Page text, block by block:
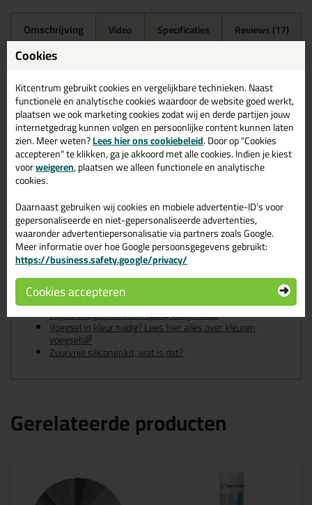
Omschrijving Video Specificaties Reviews (17)
Mapei Mapesil AC 310ml in
167 - Avio
Zoek je Mapei Mapesil AC 310ml in een specifieke kleur?
Gevonden! Deze Mapei Mapesil AC 310ml in de kleur 167 - Avio is
te gebruiken voor verschillende toepassingen. Een professioneel
en hoogwaardig product welke makkelijk te gebruiken is. Bestel
de Mapei Mapesil AC 310ml in de kleur 167 - Avio vandaag nog!
Op voorraad en op werkdagen besteld = morgen in huis.
product?Lees alles over dit product >
Tips & tricks voor Mapei Mapesil AC
310ml
In de volgende blogs wordt dit product gebruikt:
Tegels kitten? Zo doe je dat!
Tegels voegen met cementgebonden voegmiddel
Tegels voegen met een epoxy voegmiddel
Voegsel in kleur nodig? Lees hier alles over kleuren
voegsel!🌈
Zuurvrije siliconenkit, wat is dat?
Gerelateerde producten
Cookies
Kitcentrum gebruikt cookies en vergelijkbare technieken. Naast
functionele en analytische cookies waardoor de website goed werkt,
plaatsen we ook marketing cookies zodat wij en derde partijen jouw
internetgedrag kunnen volgen en persoonlijke content kunnen laten
zien. Meer weten?Lees hier ons cookiebeleid. Door op "Cookies
accepteren" te klikken, ga je akkoord met alle cookies. Indien je kiest
voorweigeren, plaatsen we alleen functionele en analytische
cookies.
Daarnaast gebruiken wij cookies en mobiele advertentie-ID’s voor
gepersonaliseerde en niet-gepersonaliseerde advertenties,
waaronder advertentiepersonalisatie via partners zoals Google.
Meer informatie over hoe Google persoonsgegevens gebruikt:
https://business.safety.google/privacy/
Cookies accepteren